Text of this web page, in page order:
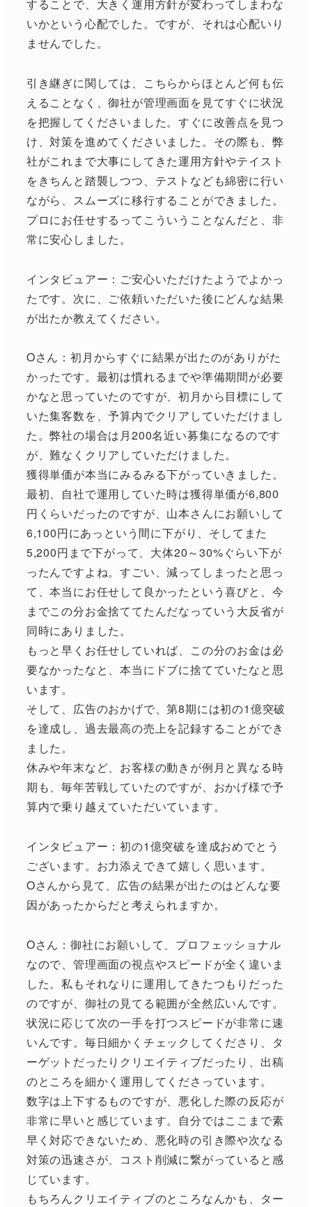
することで、大きく運用方針が変わってしまわな
いかという心配でした。ですが、それは心配いり
ませんでした。
引き継ぎに関しては、こちらからほとんど何も伝
えることなく、御社が管理画面を見てすぐに状況
を把握してくださいました。すぐに改善点を見つ
け、対策を進めてくださいました。その際も、弊
社がこれまで大事にしてきた運用方針やテイスト
をきちんと踏襲しつつ、テストなども綿密に行い
ながら、スムーズに移行することができました。
プロにお任せするってこういうことなんだと、非
常に安心しました。
インタビュアー：ご安心いただけたようでよかっ
たです。次に、ご依頼いただいた後にどんな結果
が出たか教えてください。
Oさん：初月からすぐに結果が出たのがありがた
かったです。最初は慣れるまでや準備期間が必要
かなと思っていたのですが、初月から目標にして
いた集客数を、予算内でクリアしていただけまし
た。弊社の場合は月200名近い募集になるのです
が、難なくクリアしていただけました。
獲得単価が本当にみるみる下がっていきました。
最初、自社で運用していた時は獲得単価が6,800
円くらいだったのですが、山本さんにお願いして
6,100円にあっという間に下がり、そしてまた
5,200円まで下がって、大体20～30%ぐらい下が
ったんですよね。すごい、減ってしまったと思っ
て、本当にお任せして良かったという喜びと、今
までこの分お金捨ててたんだなっていう大反省が
同時にありました。
もっと早くお任せしていれば、この分のお金は必
要なかったなと、本当にドブに捨てていたなと思
います。
そして、広告のおかげで、第8期には初の1億突破
を達成し、過去最高の売上を記録することができ
ました。
休みや年末など、お客様の動きが例月と異なる時
期も、毎年苦戦していたのですが、おかげ様で予
算内で乗り越えていただいています。
インタビュアー：初の1億突破を達成おめでとう
ございます。お力添えできて嬉しく思います。
Oさんから見て、広告の結果が出たのはどんな要
因があったからだと考えられますか。
Oさん：御社にお願いして、プロフェッショナル
なので、管理画面の視点やスピードが全く違いま
した。私もそれなりに運用してきたつもりだった
のですが、御社の見てる範囲が全然広いんです。
状況に応じて次の一手を打つスピードが非常に速
いんです。毎日細かくチェックしてくださり、タ
ーゲットだったりクリエイティブだったり、出稿
のところを細かく運用してくださっています。
数字は上下するものですが、悪化した際の反応が
非常に早いと感じています。自分ではここまで素
早く対応できないため、悪化時の引き際や次なる
対策の迅速さが、コスト削減に繋がっていると感
じています。
もちろんクリエイティブのところなんかも、ター